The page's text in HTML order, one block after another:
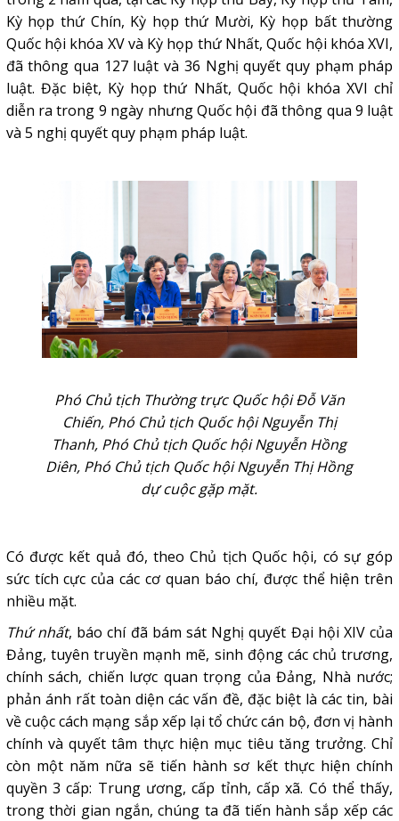
Kỳ họp thứ Chín, Kỳ họp thứ Mười, Kỳ họp bất thường
Quốc hội khóa XV và Kỳ họp thứ Nhất, Quốc hội khóa XVI,
đã thông qua 127 luật và 36 Nghị quyết quy phạm pháp
luật. Đặc biệt, Kỳ họp thứ Nhất, Quốc hội khóa XVI chỉ
diễn ra trong 9 ngày nhưng Quốc hội đã thông qua 9 luật
và 5 nghị quyết quy phạm pháp luật.
Phó Chủ tịch Thường trực Quốc hội Đỗ Văn
Chiến, Phó Chủ tịch Quốc hội Nguyễn Thị
Thanh, Phó Chủ tịch Quốc hội Nguyễn Hồng
Diên, Phó Chủ tịch Quốc hội Nguyễn Thị Hồng
dự cuộc gặp mặt.
Có được kết quả đó, theo Chủ tịch Quốc hội, có sự góp
sức tích cực của cáccơ quan báo chí, được thể hiện trên
nhiều mặt.
Thứ nhất, báo chí đã bám sát Nghị quyết Đại hội XIV của
Đảng, tuyên truyền mạnh mẽ, sinh động các chủ trương,
chính sách, chiến lược quan trọng của Đảng, Nhà nước;
phản ánh rất toàn diện các vấn đề, đặc biệt là các tin, bài
về cuộc cách mạng sắp xếp lại tổ chức cán bộ, đơn vị hành
chính và quyết tâm thực hiện mục tiêu tăng trưởng. Chỉ
còn một năm nữa sẽ tiến hành sơ kết thực hiện chính
quyền 3 cấp: Trung ương, cấp tỉnh, cấp xã. Có thể thấy,
trong thời gian ngắn, chúng ta đã tiến hành sắp xếp các